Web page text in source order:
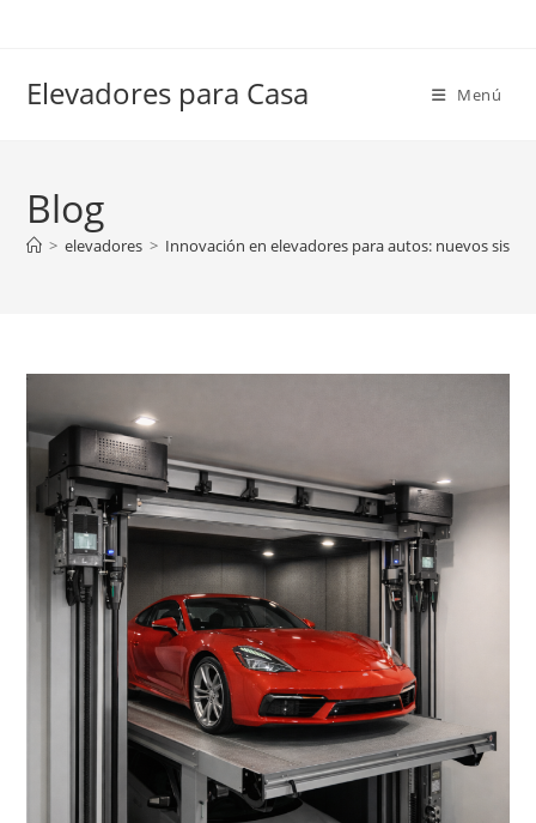
Elevadores para Casa Menú
Blog
> elevadores > Innovación en elevadores para autos: nuevos